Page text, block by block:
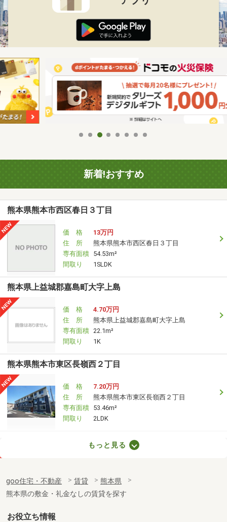
新着!おすすめ
熊本県熊本市西区春日３丁目
価 格
13万円
住 所
熊本県熊本市西区春日３丁目
専有面積 54.53m²
間取り
1SLDK
熊本県上益城郡嘉島町大字上島
価 格
4.70万円
住 所
熊本県上益城郡嘉島町大字上島
専有面積 22.1m²
間取り
1K
熊本県熊本市東区長嶺西２丁目
価 格
7.20万円
住 所
熊本県熊本市東区長嶺西２丁目
専有面積 53.46m²
間取り
2LDK
熊本県熊本市東区月出２丁目
専有面積
32m²
間取り
1DK
熊本県熊本市北区龍田７丁目
もっと見る
goo住宅・不動産 賃貸
熊本県
熊本県の敷金・礼金なしの賃貸を探す
お役立ち情報